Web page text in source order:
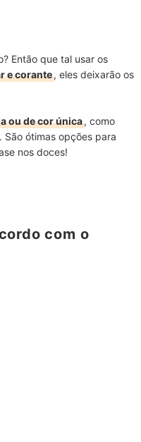
Então que tal usar os
e corante, eles deixarão os
ou de cor única, como
ótimas opções para
nos doces!
com o